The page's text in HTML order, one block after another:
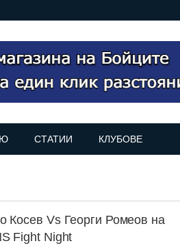
СТАТИИ КЛУБОВЕ
Косев Vs Георги Ромеов на
Fight Night